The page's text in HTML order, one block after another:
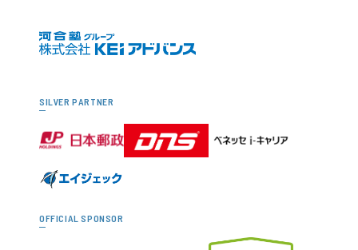
SILVER PARTNER
OFFICIAL SPONSOR